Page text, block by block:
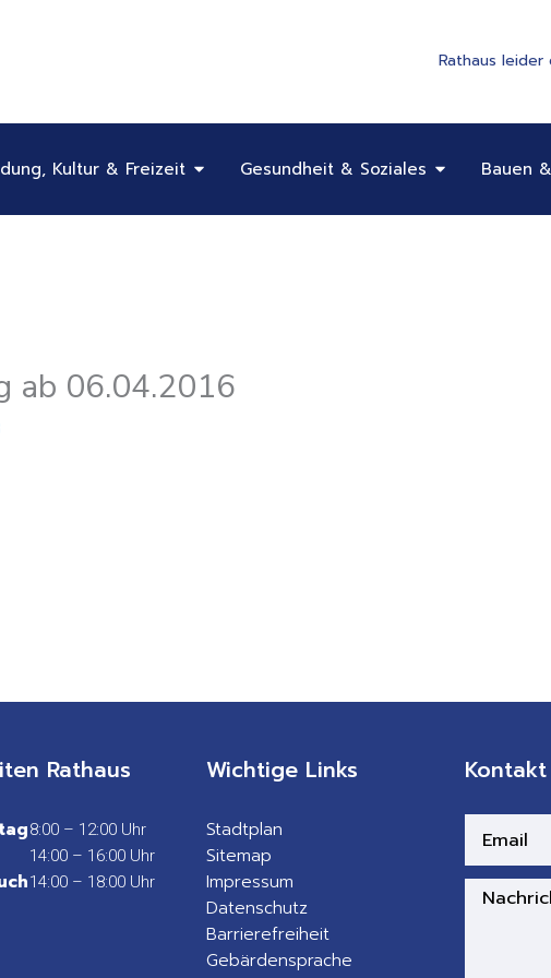
Rathaus leider
Kultur & Freizeit Öffne Bildung, Kultur & Freizeit
Gesundheit & Soziales Öffne Bauen
ab 06.04.2016
Rathaus
8:00 – 12:00 Uhr
14:00 – 16:00 Uhr
14:00 – 18:00 Uhr
Wichtige Links
Stadtplan
Sitemap
Impressum
Datenschutz
Barrierefreiheit
Gebärdensprache
Kontakt